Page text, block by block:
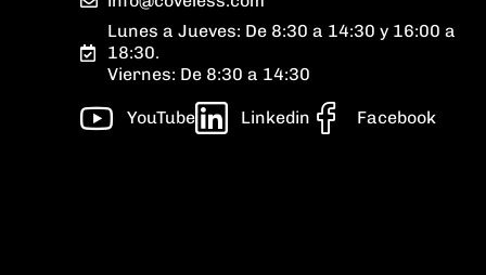
Lunes a Jueves: De 8:30 a 14:30 y 16:00 a
18:30.
Viernes: De 8:30 a 14:30
YouTube Linkedin Facebook